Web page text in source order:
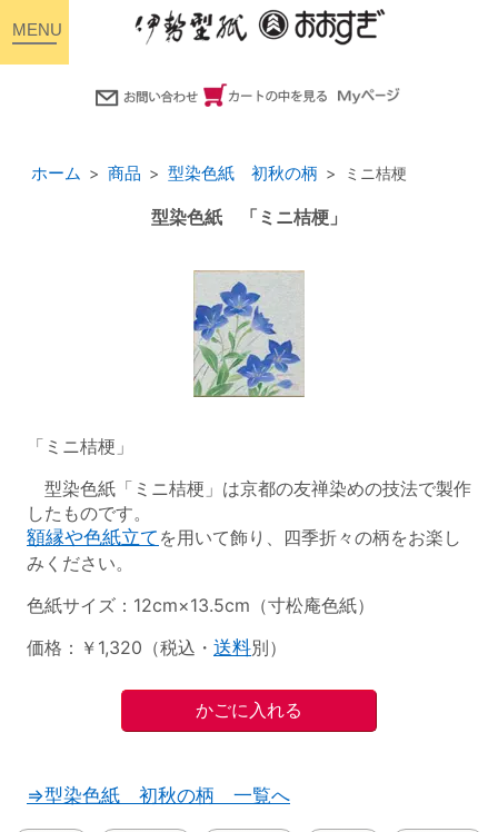
ホーム 商品 型染色紙 初秋の柄 ミニ桔梗
型染色紙 「ミニ桔梗」
「ミニ桔梗」
型染色紙「ミニ桔梗」は京都の友禅染めの技法で製作
したものです。
額縁や色紙立て を用いて飾り、四季折々の柄をお楽し
みください。
色紙サイズ：12cm×13.5cm（寸松庵色紙）
価格：￥1,320（税込・ 送料別）
⇒型染色紙 初秋の柄 一覧へ
toggle
navigation